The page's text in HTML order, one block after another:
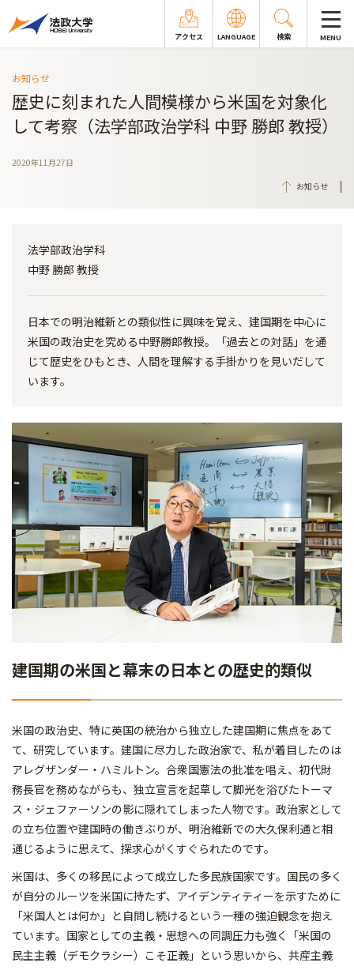
アクセス LANGUAGE 検索 MENU
お知らせ
歴史に刻まれた人間模様から米国を対象化
して考察（法学部政治学科 中野 勝郎 教授）
2020年11月27日
お知らせ
法学部政治学科
中野 勝郎 教授
日本での明治維新との類似性に興味を覚え、建国期を中心に
米国の政治史を究める中野勝郎教授。「過去との対話」を通
じて歴史をひもとき、人間を理解する手掛かりを見いだして
います。
建国期の米国と幕末の日本との歴史的類似
米国の政治史、特に英国の統治から独立した建国期に焦点をあて
て、研究しています。建国に尽力した政治家で、私が着目したのは
アレグザンダー・ハミルトン。合衆国憲法の批准を唱え、初代財
務長官を務めながらも、独立宣言を起草して脚光を浴びたトーマ
ス・ジェファーソンの影に隠れてしまった人物です。政治家として
の立ち位置や建国時の働きぶりが、明治維新での大久保利通と相
通じるように思えて、探求心がくすぐられたのです。
米国は、多くの移民によって成立した多民族国家です。国民の多く
が自分のルーツを米国に持たず、アイデンティティーを示すために
「米国人とは何か」と自問し続けるという一種の強迫観念を抱え
ています。国家としての主義・思想への同調圧力も強く「米国の
民主主義（デモクラシー）こそ正義」という思いから、共産主義